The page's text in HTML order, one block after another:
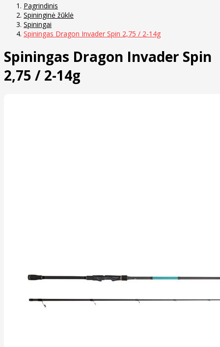
Pagrindinis
Spininginė žūklė
Spiningai
Spiningas Dragon Invader Spin 2,75 / 2-14g
Spiningas Dragon Invader Spin
2,75 / 2-14g